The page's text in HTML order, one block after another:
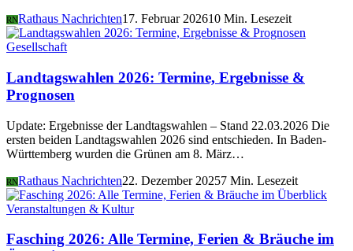
RNRathaus Nachrichten17. Februar 202610 Min. Lesezeit
Gesellschaft
Landtagswahlen 2026: Termine, Ergebnisse &
Prognosen
Update: Ergebnisse der Landtagswahlen – Stand 22.03.2026 Die
ersten beiden Landtagswahlen 2026 sind entschieden. In Baden-
Württemberg wurden die Grünen am 8. März…
RNRathaus Nachrichten22. Dezember 20257 Min. Lesezeit
Veranstaltungen & Kultur
Fasching 2026: Alle Termine, Ferien & Bräuche im